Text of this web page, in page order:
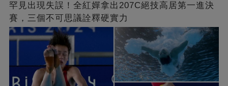
罕見出現失誤！全紅嬋拿出207C絕技高居第一進決
賽，三個不可思議詮釋硬實力